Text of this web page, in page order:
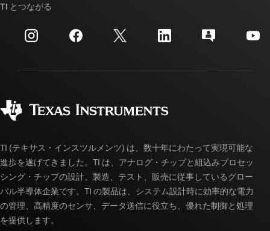
投資家向け情報
製造
クロスリファレンス検索
カスタマー・サポート・センター
myTI アカウントの FAQ
ご注文に関する FAQ
TI とつながる
TI (テキサス・インスツルメンツ) は、数十年にわたって実現可能な
進歩を遂げてきました。TI は、アナログ・チップと組込みプロセッ
シング・チップの設計、製造、テスト、販売に従事しているグロー
バル半導体企業です。TI の製品は、システム設計時に効率的な電力
の管理、高精度のセンサ、データ送信に役立ち、優れた制御と処理
を提供します。